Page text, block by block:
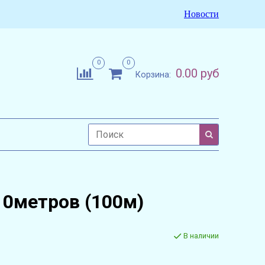
Новости
0 0
Корзина: 0.00 руб
(100м)
В наличии